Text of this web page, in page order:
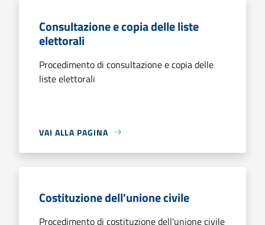
Consultazione e copia delle liste
elettorali
Procedimento di consultazione e copia delle
liste elettorali
VAI ALLA PAGINA
Costituzione dell'unione civile
Procedimento di costituzione dell'unione civile